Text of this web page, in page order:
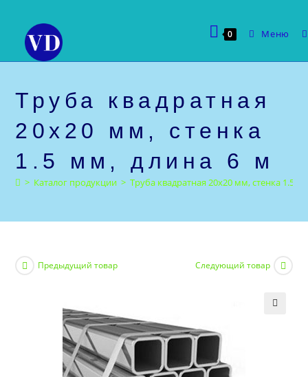
содержимому
0 Меню
Труба квадратная
20х20 мм, стенка
1.5 мм, длина 6 м
> Каталог продукции > Труба квадратная 20х20 мм, стенка 1.5
Предыдущий товар Следующий товар